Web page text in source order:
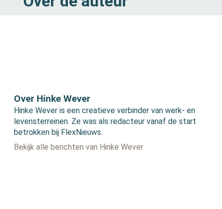
Over Hinke Wever
Hinke Wever is een creatieve verbinder van werk- en
levensterreinen. Ze was als redacteur vanaf de start
betrokken bij FlexNieuws.
Bekijk alle berichten van Hinke Wever